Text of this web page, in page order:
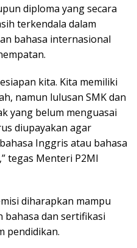
diploma yang secara
terkendala dalam
bahasa internasional
kita. Kita memiliki
namun lulusan SMK dan
yang belum menguasai
diupayakan agar
Inggris atau bahasa
tegas Menteri P2MI
diharapkan mampu
dan sertifikasi
pendidikan.